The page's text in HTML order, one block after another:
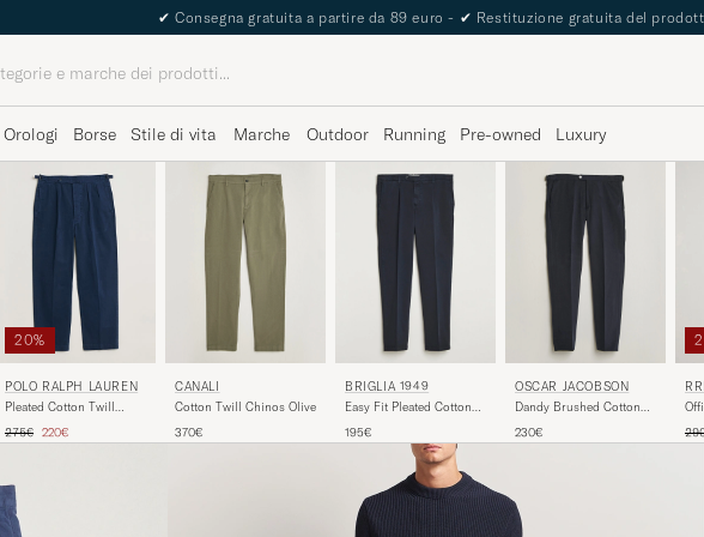
✔ Consegna gratuita a partire da 89 euro - ✔ Restituzione gratuita del
Orologi Borse Stile di vita Marche Outdoor Running Pre-owned Luxury
20%
POLO RALPH LAUREN
Pleated Cotton Twill
Prezzo ordinario
275€ Prezzo ridotto
220€
CANALI
Cotton Twill Chinos Olive
370€
BRIGLIA 1949
Easy Fit Pleated Cotton
195€
OSCAR JACOBSON
Dandy Brushed Cotton
230€